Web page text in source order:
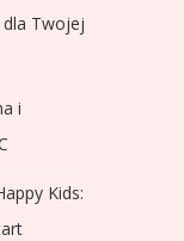
dla Twojej
i
Kids: